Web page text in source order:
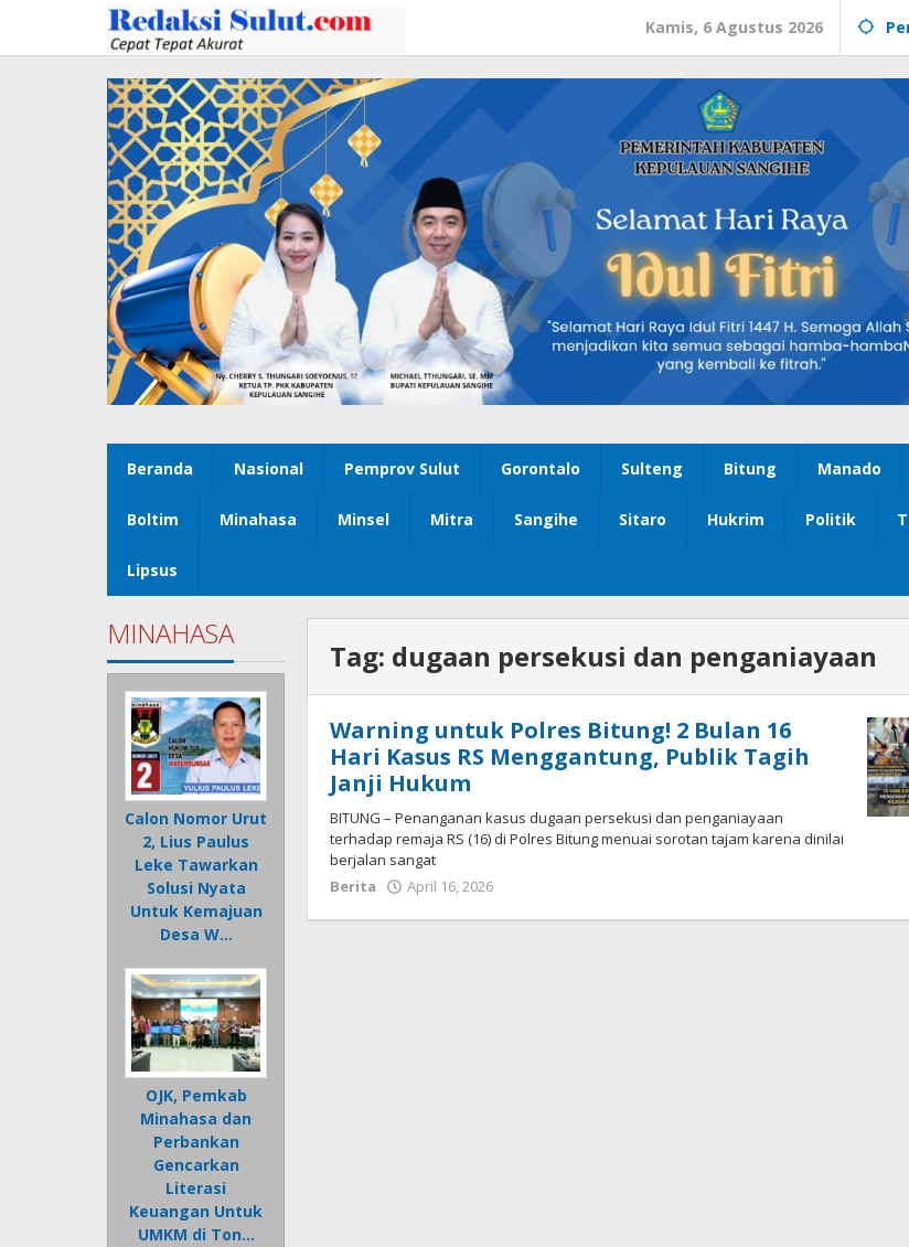
konten
Kamis, 6 Agustus 2026
Beranda Nasional Pemprov Sulut Gorontalo Sulteng Bitung Manado
Boltim Minahasa Minsel Mitra Sangihe Sitaro Hukrim Politik
Lipsus
MINAHASA
Calon Nomor Urut
2, Lius Paulus
Leke Tawarkan
Solusi Nyata
Untuk Kemajuan
Desa W…
OJK, Pemkab
Minahasa dan
Perbankan
Gencarkan
Literasi
Keuangan Untuk
UMKM di Ton…
Tag: dugaan persekusi dan penganiayaan
Warning untuk Polres Bitung! 2 Bulan 16
Hari Kasus RS Menggantung, Publik Tagih
Janji Hukum
BITUNG – Penanganan kasus dugaan persekusi dan penganiayaan
terhadap remaja RS (16) di Polres Bitung menuai sorotan tajam karena dinilai
berjalan sangat
Berita
April 16, 2026